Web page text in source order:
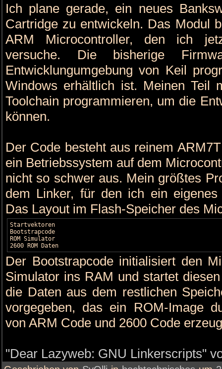
Ich plane gerade, ein neues
Cartridge zu entwickeln. Das Modul
ARM Microcontroller, den ich
versuche. Die bisherige
Entwicklungumgebung von Keil
Windows erhältlich ist. Meinen Teil
Toolchain programmieren, um die
können.
Der Code besteht aus reinem
ein Betriebssystem auf dem
nicht so schwer aus. Mein größtes
dem Linker, für den ich ein
Das Layout im Flash-Speicher des
Startvektoren
Bootstrapcode
ROM Simulator
2600 ROM Daten
Der Bootstrapcode initialisiert den
Simulator ins RAM und startet
die Daten aus dem restlichen
vorgegeben, das ein ROM-Image
von ARM Code und 2600 Code
"Dear Lazyweb: GNU Linkerscripts"